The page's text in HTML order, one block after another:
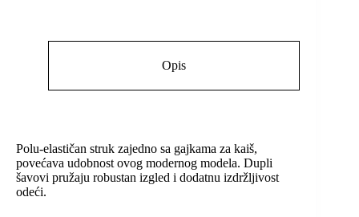
Opis
Polu-elastičan struk zajedno sa gajkama za kaiš,
povećava udobnost ovog modernog modela. Dupli
šavovi pružaju robustan izgled i dodatnu izdržljivost
odeći.